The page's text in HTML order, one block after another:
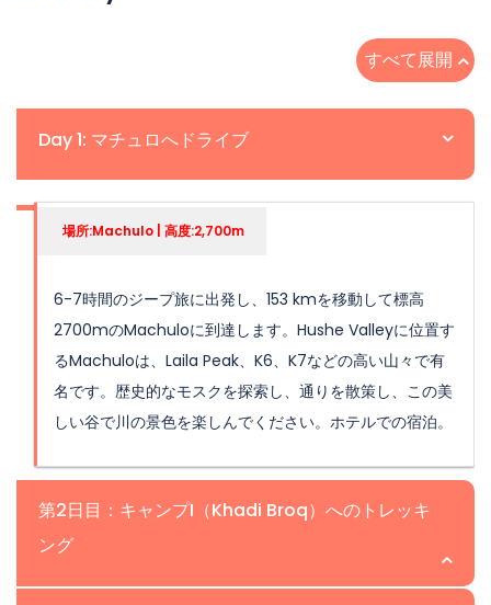
すべて展開
Day 1: マチュロへドライブ
場所:Machulo | 高度:2,700m
6-7時間のジープ旅に出発し、153 kmを移動して標高
2700mのMachuloに到達します。Hushe Valleyに位置す
るMachuloは、Laila Peak、K6、K7などの高い山々で有
名です。歴史的なモスクを探索し、通りを散策し、この美
しい谷で川の景色を楽しんでください。ホテルでの宿泊。
第2日目：キャンプI（Khadi Broq）へのトレッキ
ング